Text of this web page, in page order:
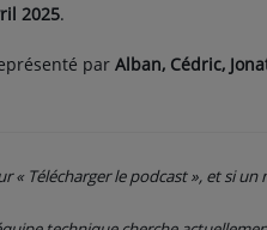
2025.
par Alban, Cédric,
« Télécharger le podcast », et si